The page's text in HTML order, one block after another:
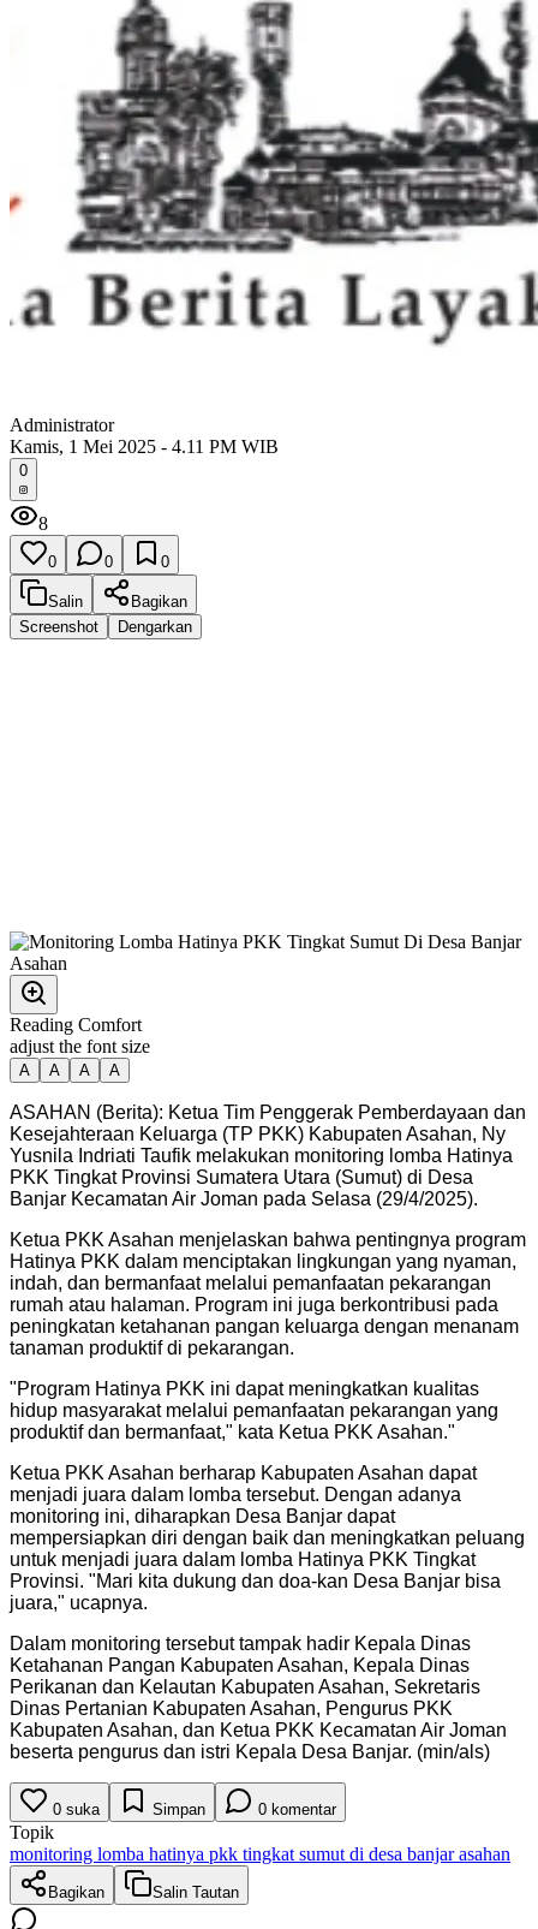
Administrator
Kamis, 1 Mei 2025 - 4.11 PM WIB
0
8
0 0 0
Salin
Bagikan
Screenshot
Dengarkan
Reading Comfort
adjust the font size
A A A A
ASAHAN (Berita): Ketua Tim Penggerak Pemberdayaan dan
Kesejahteraan Keluarga (TP PKK) Kabupaten Asahan, Ny
Yusnila Indriati Taufik melakukan monitoring lomba Hatinya
PKK Tingkat Provinsi Sumatera Utara (Sumut) di Desa
Banjar Kecamatan Air Joman pada Selasa (29/4/2025).
Ketua PKK Asahan menjelaskan bahwa pentingnya program
Hatinya PKK dalam menciptakan lingkungan yang nyaman,
indah, dan bermanfaat melalui pemanfaatan pekarangan
rumah atau halaman. Program ini juga berkontribusi pada
peningkatan ketahanan pangan keluarga dengan menanam
tanaman produktif di pekarangan.
"Program Hatinya PKK ini dapat meningkatkan kualitas
hidup masyarakat melalui pemanfaatan pekarangan yang
produktif dan bermanfaat," kata Ketua PKK Asahan."
Ketua PKK Asahan berharap Kabupaten Asahan dapat
menjadi juara dalam lomba tersebut. Dengan adanya
monitoring ini, diharapkan Desa Banjar dapat
mempersiapkan diri dengan baik dan meningkatkan peluang
untuk menjadi juara dalam lomba Hatinya PKK Tingkat
Provinsi. "Mari kita dukung dan doa-kan Desa Banjar bisa
juara," ucapnya.
Dalam monitoring tersebut tampak hadir Kepala Dinas
Ketahanan Pangan Kabupaten Asahan, Kepala Dinas
Perikanan dan Kelautan Kabupaten Asahan, Sekretaris
Dinas Pertanian Kabupaten Asahan, Pengurus PKK
Kabupaten Asahan, dan Ketua PKK Kecamatan Air Joman
beserta pengurus dan istri Kepala Desa Banjar. (min/als)
0 suka Simpan 0 komentar
Topik
monitoring lomba hatinya pkk tingkat sumut di desa banjar asahan
Bagikan Salin Tautan